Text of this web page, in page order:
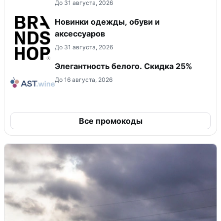
До 31 августа, 2026
Новинки одежды, обуви и
аксессуаров
До 31 августа, 2026
Элегантность белого. Скидка 25%
До 16 августа, 2026
Все промокоды